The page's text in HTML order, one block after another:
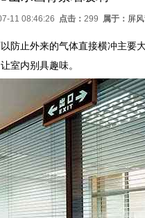
11 08:46:26 点击： 299 属于： 屏
防止外来的气体直接横冲主要
室内别具趣味。